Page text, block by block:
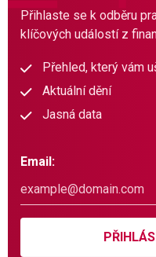
Přihlaste se k odběru
klíčových událostí z
Přehled, který vám
Aktuální dění
Jasná data
Email: